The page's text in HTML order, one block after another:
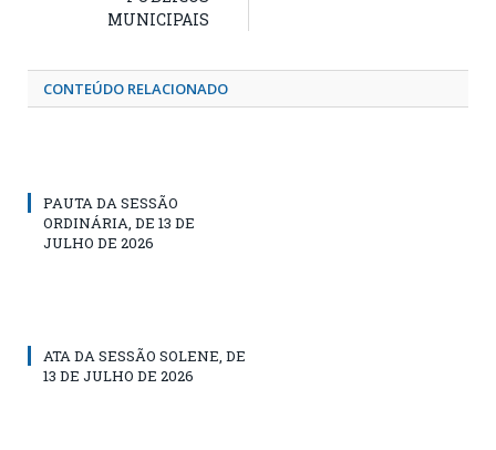
MUNICIPAIS
CONTEÚDO RELACIONADO
PAUTA DA SESSÃO
ORDINÁRIA, DE 13 DE
JULHO DE 2026
ATA DA SESSÃO SOLENE, DE
13 DE JULHO DE 2026